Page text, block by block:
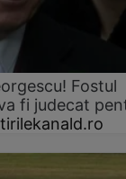
Fostul
fi judecat